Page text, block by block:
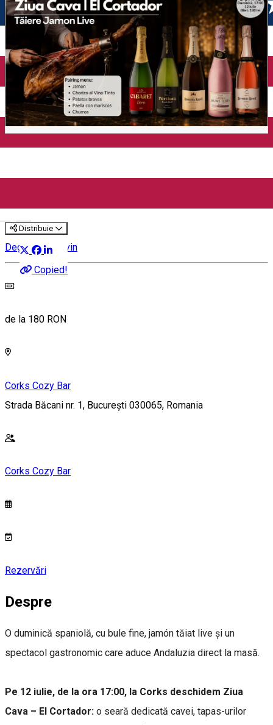
Tăiere Jamón Live
Distribuie
Copied!
Degustare de vin
de la 180 RON
Corks Cozy Bar
Strada Băcani nr. 1, București 030065, Romania
Corks Cozy Bar
Rezervări
Despre
O duminică spaniolă, cu bule fine, jamón tăiat live și un
spectacol gastronomic care aduce Andaluzia direct la masă.
Pe 12 iulie, de la ora 17:00, la Corks deschidem Ziua
Cava – El Cortador: o seară dedicată cavei, tapas-urilor